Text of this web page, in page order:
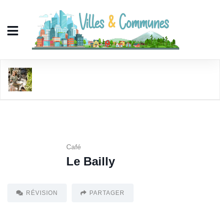
Café
Le Bailly
RÉVISION PARTAGER